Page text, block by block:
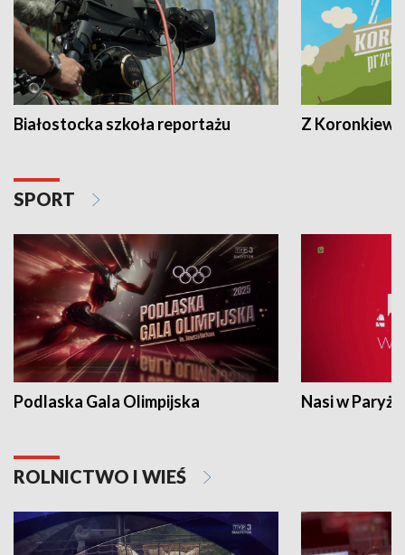
Białostocka szkoła reportażu Z
SPORT
Podlaska Gala Olimpijska Nasi w Paryżu
ROLNICTWO I WIEŚ